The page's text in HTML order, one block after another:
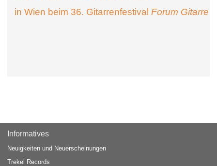
in Wien beim 36. Gitarrenfestival Forum Gitarre
Informatives
Neuigkeiten und Neuerscheinungen
Trekel Records